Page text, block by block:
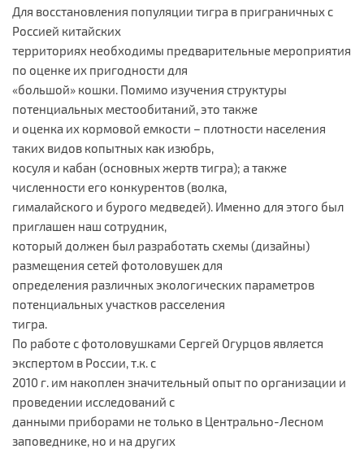
Для восстановления популяции тигра в приграничных с
Россией китайских
территориях необходимы предварительные мероприятия
по оценке их пригодности для
«большой» кошки. Помимо изучения структуры
потенциальных местообитаний, это также
и оценка их кормовой емкости – плотности населения
таких видов копытных как изюбрь,
косуля и кабан (основных жертв тигра); а также
численности его конкурентов (волка,
гималайского и бурого медведей). Именно для этого был
приглашен наш сотрудник,
который должен был разработать схемы (дизайны)
размещения сетей фотоловушек для
определения различных экологических параметров
потенциальных участков расселения
тигра.
По работе с фотоловушками Сергей Огурцов является
экспертом в России, т.к. с
2010 г. им накоплен значительный опыт по организации и
проведении исследований с
данными приборами не только в Центрально-Лесном
заповеднике, но и на других